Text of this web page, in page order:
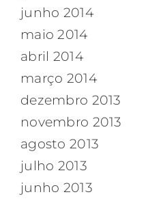
junho 2014
maio 2014
abril 2014
março 2014
dezembro 2013
novembro 2013
agosto 2013
julho 2013
junho 2013